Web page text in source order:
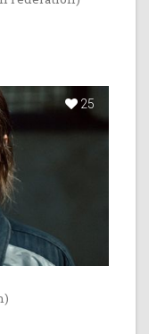
25